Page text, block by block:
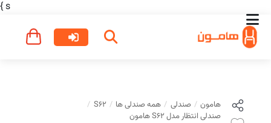
s
}
هامون صندلی همه صندلی ها
S62
صندلی انتظار مدل S62 هامون